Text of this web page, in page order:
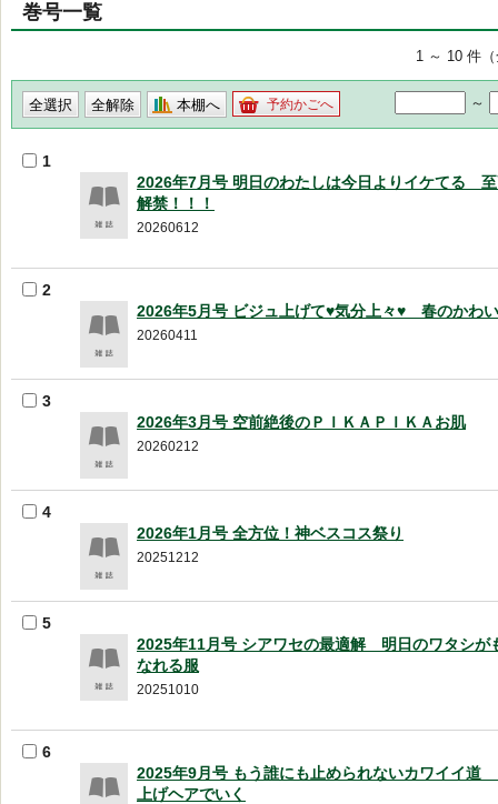
巻号一覧
1 ～ 10 件
本棚へ 予約かごへ ～
1
2026年7月号 明日のわたしは今日よりイケてる
解禁！！！
20260612
2
2026年5月号 ビジュ上げて♥気分上々♥ 春のかわ
20260411
3
2026年3月号 空前絶後のＰＩＫＡＰＩＫＡお肌
20260212
4
2026年1月号 全方位！神ベスコス祭り
20251212
5
2025年11月号 シアワセの最適解 明日のワタシが
なれる服
20251010
6
2025年9月号 もう誰にも止められないカワイイ道
上げヘアでいく